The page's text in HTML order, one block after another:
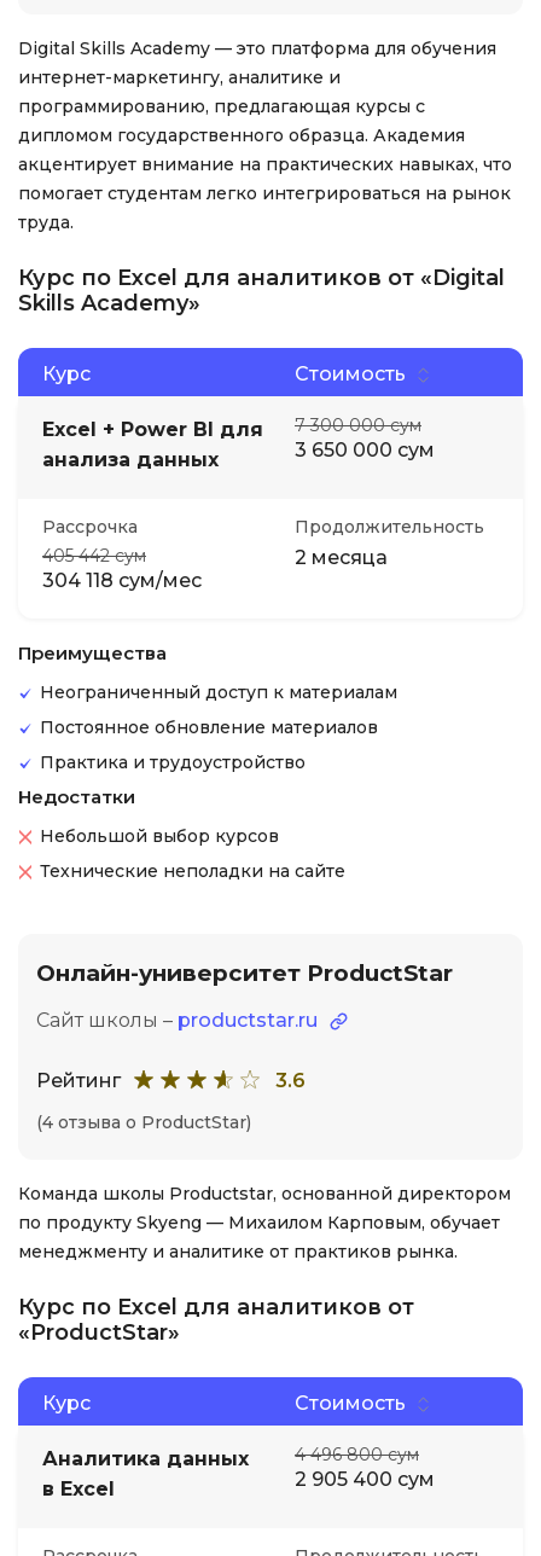
Digital Skills Academy — это платформа для обучения
интернет-маркетингу, аналитике и
программированию, предлагающая курсы с
дипломом государственного образца. Академия
акцентирует внимание на практических навыках, что
помогает студентам легко интегрироваться на рынок
труда.
Курс по Excel для аналитиков от «Digital
Skills Academy»
Курс Стоимость
Excel + Power BI для
анализа данных
7 300 000 сум
3 650 000 сум
Рассрочка
405 442 сум
304 118 сум/мес
Продолжительность
2 месяца
Преимущества
Неограниченный доступ к материалам
Постоянное обновление материалов
Практика и трудоустройство
Недостатки
Небольшой выбор курсов
Технические неполадки на сайте
Онлайн-университет ProductStar
Сайт школы – productstar.ru
Рейтинг 3.6
(4 отзыва о ProductStar)
Команда школы Productstar, основанной директором
по продукту Skyeng — Михаилом Карповым, обучает
менеджменту и аналитике от практиков рынка.
Курс по Excel для аналитиков от
«ProductStar»
Курс Стоимость
Аналитика данных
в Excel
4 496 800 сум
2 905 400 сум